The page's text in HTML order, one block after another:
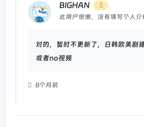
BIGHAN
此用户很懒，没有填写个人介
对的，暂时不更新了，日韩欧美剧
或者no视频
8个月前